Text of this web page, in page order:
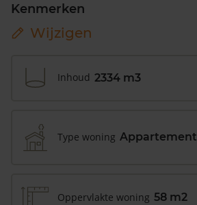
Kenmerken
Wijzigen
Inhoud 2334 m3
Type woning Appartement
Oppervlakte woning 58 m2